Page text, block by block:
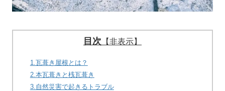
目次 【非表示】
1.瓦葺き屋根とは？
2.本瓦葺きと桟瓦葺き
3.自然災害で起きるトラブル